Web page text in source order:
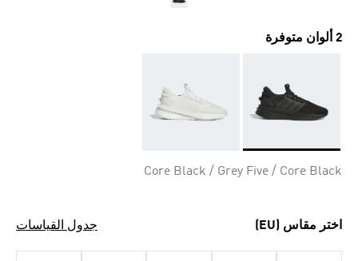
2 ألوان متوفرة
Core Black / Grey Five / Core Black
اختر مقاس (EU) جدول القياسات